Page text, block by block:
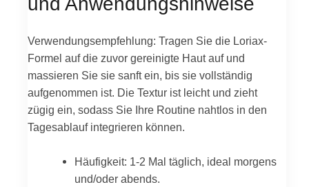
Verwendungsempfehlung: Tragen Sie die Loriax-
Formel auf die zuvor gereinigte Haut auf und
massieren Sie sie sanft ein, bis sie vollständig
aufgenommen ist. Die Textur ist leicht und zieht
zügig ein, sodass Sie Ihre Routine nahtlos in den
Tagesablauf integrieren können.
Häufigkeit: 1-2 Mal täglich, ideal morgens
und/oder abends.